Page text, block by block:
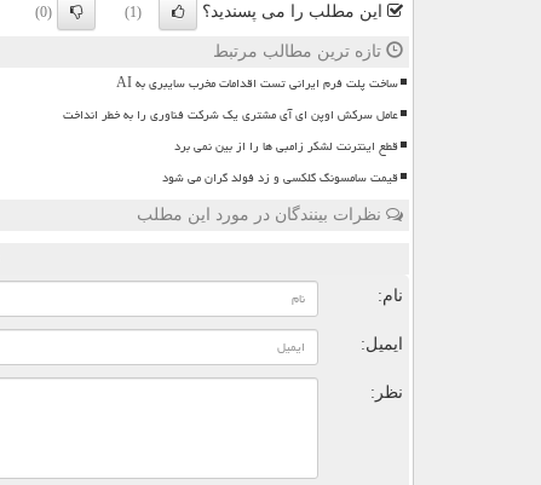
این مطلب را می پسندید؟ (1)
(0)
تازه ترین مطالب مرتبط
ساخت پلت فرم ایرانی تست اقدامات مخرب سایبری به AI
عامل سرکش اوپن ای آی مشتری یک شرکت فناوری را به خطر انداخت
قطع اینترنت لشکر زامبی ها را از بین نمی برد
قیمت سامسونگ گلکسی و زد فولد گران می شود
نظرات بینندگان در مورد این مطلب
نام:
ایمیل:
نظر: